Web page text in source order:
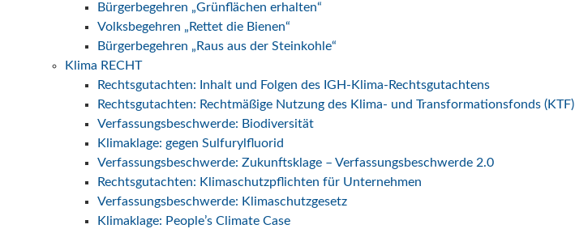
Bürgerbegehren „Grünflächen erhalten“
Volksbegehren „Rettet die Bienen“
Bürgerbegehren „Raus aus der Steinkohle“
Klima RECHT
Rechtsgutachten: Inhalt und Folgen des IGH-Klima-Rechtsgutachtens
Rechtsgutachten: Rechtmäßige Nutzung des Klima- und Transformationsfonds (KTF)
Verfassungsbeschwerde: Biodiversität
Klimaklage: gegen Sulfurylfluorid
Verfassungsbeschwerde: Zukunftsklage – Verfassungsbeschwerde 2.0
Rechtsgutachten: Klimaschutzpflichten für Unternehmen
Verfassungsbeschwerde: Klimaschutzgesetz
Klimaklage: People’s Climate Case